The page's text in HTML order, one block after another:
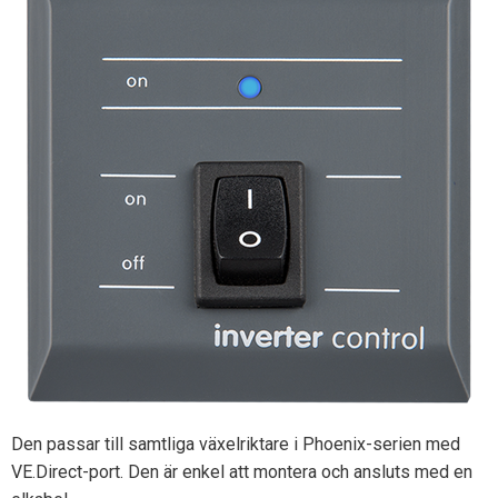
Den passar till samtliga växelriktare i Phoenix-serien med
VE.Direct-port. Den är enkel att montera och ansluts med en